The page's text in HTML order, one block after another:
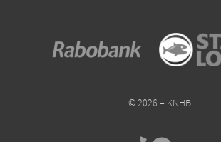
© 2026 – KNHB